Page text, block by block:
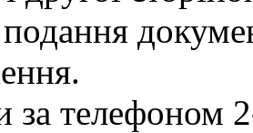
за телефоном